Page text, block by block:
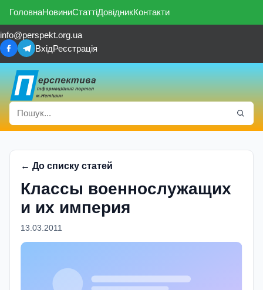
ГоловнаНовиниСтаттіДовідникКонтакти
info@perspekt.org.ua
ВхідРеєстрація
← До списку статей
Классы военнослужащих
и их империя
13.03.2011